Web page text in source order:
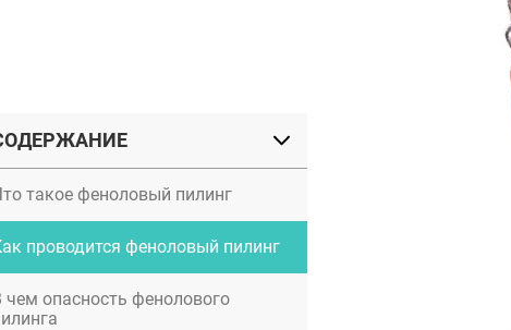
такое феноловый пилинг
проводится феноловый пилинг
чем опасность фенолового